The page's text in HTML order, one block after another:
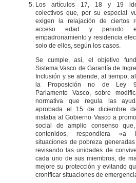
de las cantidades
asignadas para
ayudas de emergencia
social a diputaciones o
entidades de carácter
supramunicipal.
DISPOSICIÓN
ADICIONAL SÉPTIMA.
Plantilla de Lanbide-
Servicio Vasco de
Empleo.
DISPOSICIÓN
TRANSITORIA
PRIMERA. Régimen
transitorio de
solicitudes de la renta
de garantía de
ingresos y de las
ayudas de emergencia
social.
DISPOSICIÓN
Los artículos 17, 18 y 19
colectivos que, por su especial
exigen la relajación de ciertos
acceso edad y periodo
empadronamiento y residencia
solo de ellos, según los casos.
Se cumple, así, el objetivo
Sistema Vasco de Garantía de
Inclusión y se atiende, al tiempo,
la Proposición no de Ley
Parlamento Vasco, sobre
normativa que regula las
aprobada el 15 de diciembre
instaba al Gobierno Vasco a
social de amplio consenso
contenidos, respondiera «a
situaciones de pobreza
revisando las unidades de
cada uno de sus miembros, de
mejore su protección y evitando
cronificar situaciones de